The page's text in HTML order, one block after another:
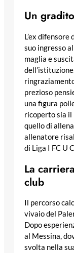
Un
L’ex
suo ingresso
maglia e
prezioso
una figura
ricoperto sia il
quello di
allenatore
di Liga I FC U
La
club
Il percorso
vivaio del
Dopo
al Messina,
svolta nella